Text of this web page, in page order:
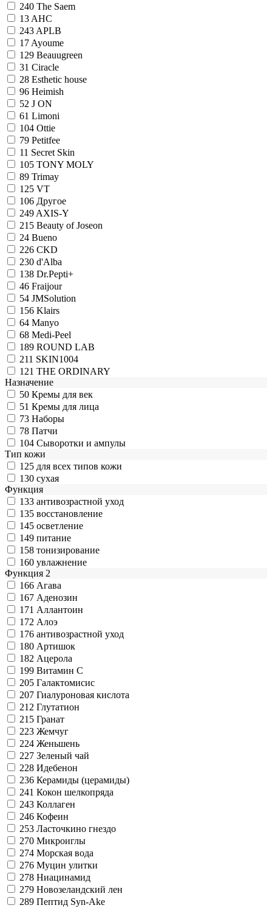
240 The Saem
13 AHC
243 APLB
17 Ayoume
129 Beauugreen
31 Ciracle
28 Esthetic house
96 Heimish
52 J ON
61 Limoni
104 Ottie
79 Petitfee
11 Secret Skin
105 TONY MOLY
89 Trimay
125 VT
106 Другое
249 AXIS-Y
215 Beauty of Joseon
24 Bueno
226 CKD
230 d'Alba
138 Dr.Pepti+
46 Fraijour
54 JMSolution
156 Klairs
64 Manyo
68 Medi-Peel
189 ROUND LAB
211 SKIN1004
121 THE ORDINARY
Назначение
50 Кремы для век
51 Кремы для лица
73 Наборы
78 Патчи
104 Сыворотки и ампулы
Тип кожи
125 для всех типов кожи
130 сухая
Функция
133 антивозрастной уход
135 восстановление
145 осветление
149 питание
158 тонизирование
160 увлажнение
Функция 2
166 Агава
167 Аденозин
171 Аллантоин
172 Алоэ
176 антивозрастной уход
180 Артишок
182 Ацерола
199 Витамин С
205 Галактомисис
207 Гиалуроновая кислота
212 Глутатион
215 Гранат
223 Жемчуг
224 Женьшень
227 Зеленый чай
228 Идебенон
236 Керамиды (церамиды)
241 Кокон шелкопряда
243 Коллаген
246 Кофеин
253 Ласточкино гнездо
270 Микроиглы
274 Морская вода
276 Муцин улитки
278 Ниацинамид
279 Новозеландский лен
289 Пептид Syn-Ake